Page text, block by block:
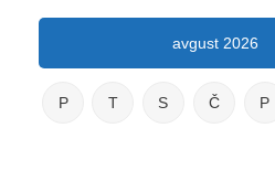
avgust 2026
P T S Č P